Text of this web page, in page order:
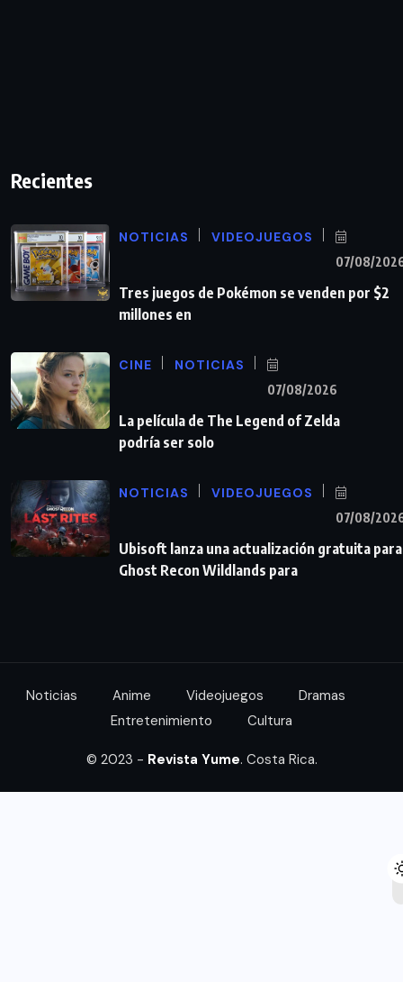
Recientes
NOTICIAS VIDEOJUEGOS
07/08/
Tres juegos de Pokémon se venden por $2
millones en
CINE NOTICIAS
07/08/2026
La película de The Legend of Zelda
podría ser solo
NOTICIAS VIDEOJUEGOS
07/08/
Ubisoft lanza una actualización gratuita para
Ghost Recon Wildlands para
Noticias Anime Videojuegos
Dramas
Entretenimiento
Cultura
© 2023 - Revista Yume. Costa Rica.